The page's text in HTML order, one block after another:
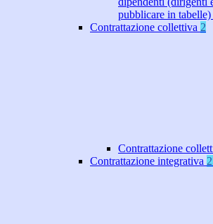
pubblicare in tabelle)
Contrattazione collettiva 2
Contrattazione
Contrattazione integrativa